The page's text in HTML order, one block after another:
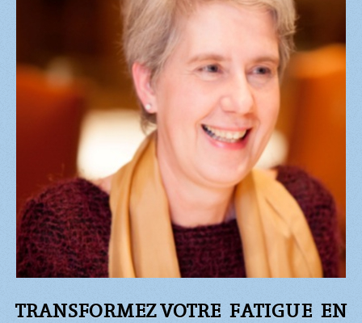
TRANSFORMEZ VOTRE FATIGUE EN